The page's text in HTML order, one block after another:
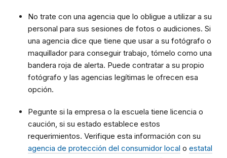
No trate con una agencia que lo obligue a utilizar a su
personal para sus sesiones de fotos o audiciones. Si
una agencia dice que tiene que usar a su fotógrafo o
maquillador para conseguir trabajo, tómelo como una
bandera roja de alerta. Puede contratar a su propio
fotógrafo y las agencias legítimas le ofrecen esa
opción.
Pegunte si la empresa o la escuela tiene licencia o
caución, si su estado establece estos
requerimientos. Verifique esta información con su
agencia de protección del consumidor local o estatal